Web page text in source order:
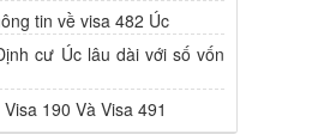
tin về visa 482 Úc
cư Úc lâu dài với số vốn
190 Và Visa 491